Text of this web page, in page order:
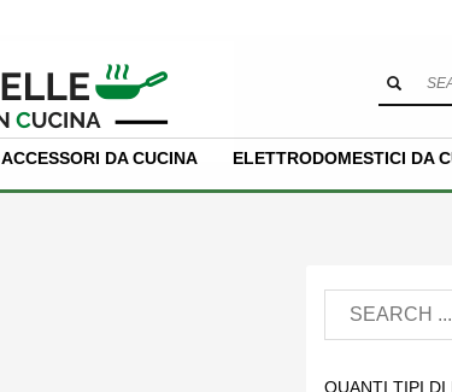
ACCESSORI DA CUCINA ELETTRODOMESTICI DA
QUANTI TIPI DI